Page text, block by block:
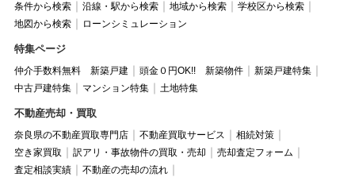
条件から検索 沿線・駅から検索 地域から検索
学校区から検索
地図から検索
ローンシミュレーション
特集ページ
仲介手数料無料 新築戸建 頭金０円OK!! 新築物件
新築戸建特集
中古戸建特集
マンション特集 土地特集
不動産売却・買取
奈良県の不動産買取専門店 不動産買取サービス
相続対策
空き家買取
訳アリ・事故物件の買取・売却
売却査定フォーム
査定相談実績
不動産の売却の流れ